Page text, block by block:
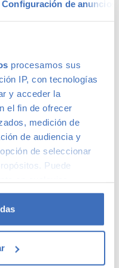
Configuración de anuncios
procesamos sus
IP, con tecnologías
y acceder la
el fin de ofrecer
medición de
de audiencia y
de seleccionar
Puede
cookies o clicando en
su ubicación
1 de cada 4 coches
más